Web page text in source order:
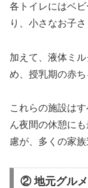
各トイレにはベ
り、小さなお子
加えて、液体ミ
め、授乳期の赤ち
これらの施設は
ん夜間の休憩に
慮が、多くの家
② 地元グル